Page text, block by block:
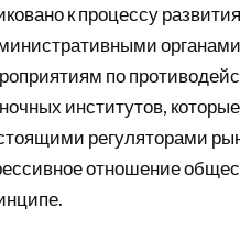
к процессу
по
институтов,
регуляторами
отношение